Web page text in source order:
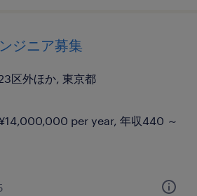
ジニア募集
区外ほか, 東京都
per year, 年収440 ～